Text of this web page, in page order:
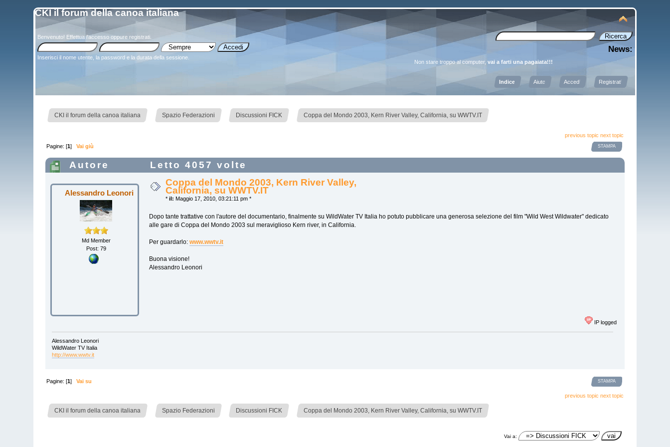
CKI il forum della canoa italiana
Benvenuto! Effettua l'accesso oppure registrati
Inserisci il nome utente, la password e la durata della sessione.
News:
Non stare troppo al computer,vai a farti una pagaiata!!!
Indice Aiuto Accedi Registrati
CKI il forum della canoa italiana Spazio Federazioni Discussioni FICK Coppa del Mondo 2003, Kern River Valley, California, su WWTV.IT
previous topic next topic
STAMPA
Pagine: [1]Vai giù
Autore Letto 4057 volte
Alessandro Leonori
Md Member
Post: 79
Coppa del Mondo 2003, Kern River Valley,
California, su WWTV.IT
* il: Maggio 17, 2010, 03:21:11 pm *
Dopo tante trattative con l'autore del documentario, finalmente su WildWater TV Italia ho potuto pubblicare una generosa selezione del film "Wild West Wildwater" dedicato
alle gare di Coppa del Mondo 2003 sul meraviglioso Kern river, in California.
Per guardarlo:www.wwtv.it
Buona visione!
Alessandro Leonori
IP logged
Alessandro Leonori
WildWater TV Italia
http://www.wwtv.it
STAMPA
Pagine: [1]Vai su
previous topic next topic
CKI il forum della canoa italiana Spazio Federazioni Discussioni FICK Coppa del Mondo 2003, Kern River Valley, California, su WWTV.IT
Vai a: